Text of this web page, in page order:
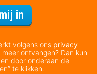
in
volgens ons privacy
ontvangen? Dan kun
door onderaan de
te klikken.